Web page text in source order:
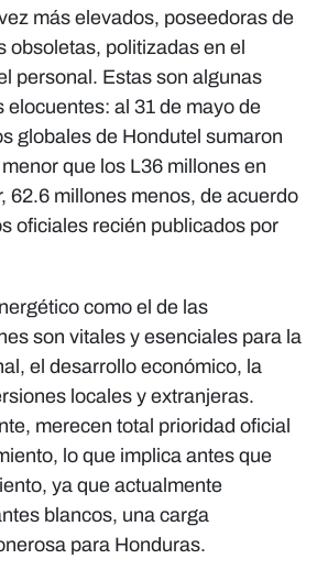
más elevados, poseedoras de
obsoletas, politizadas en el
personal. Estas son algunas
elocuentes: al 31 de mayo de
globales de Hondutel sumaron
que los L36 millones en
62.6 millones menos, de acuerdo
oficiales recién publicados por
como el de las
son vitales y esenciales para la
el desarrollo económico, la
locales y extranjeras.
merecen total prioridad oficial
lo que implica antes que
ya que actualmente
blancos, una carga
para Honduras.